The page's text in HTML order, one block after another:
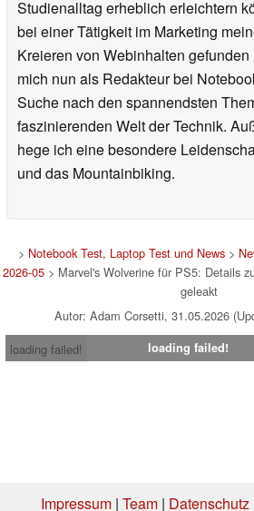
Studienalltag erheblich erleichtern
bei einer Tätigkeit im Marketing
Kreieren von Webinhalten
mich nun als Redakteur bei
Suche nach den spannendsten
faszinierenden Welt der Technik.
hege ich eine besondere
und das Mountainbiking.
> Notebook Test, Laptop Test und News>
2026-05 > Marvel's Wolverine für PS5: Details
geleakt
Autor: Adam Corsetti, 31.05.2026
loading failed!
loading failed!
Impressum| Team| Datenschutz